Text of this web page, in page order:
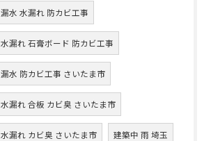
漏水 水漏れ 防カビ工事
水漏れ 石膏ボード 防カビ工事
漏水 防カビ工事 さいたま市
水漏れ 合板 カビ臭 さいたま市
水漏れ カビ臭 さいたま市 建築中 雨 埼玉